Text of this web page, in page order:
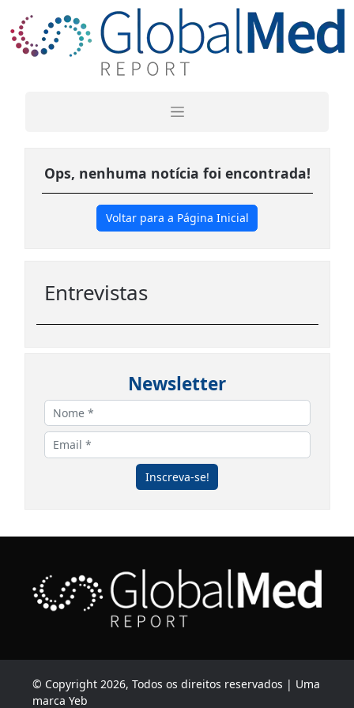
Ops, nenhuma notícia foi encontrada!
Voltar para a Página Inicial
Entrevistas
Newsletter
Inscreva-se!
© Copyright 2026, Todos os direitos reservados | Uma
marca Yeb